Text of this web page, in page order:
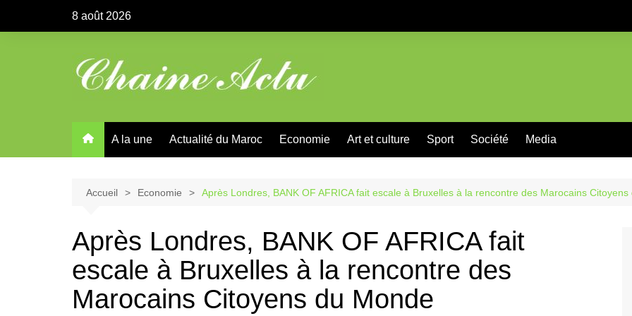
8 août 2026
A la une Actualité du Maroc Economie Art et culture Sport Société Media
Accueil Economie Après Londres, BANK OF AFRICA fait escale à Bruxelles à la rencontre des Marocains Citoyens
Après Londres, BANK OF AFRICA fait
escale à Bruxelles à la rencontre des
Marocains Citoyens du Monde